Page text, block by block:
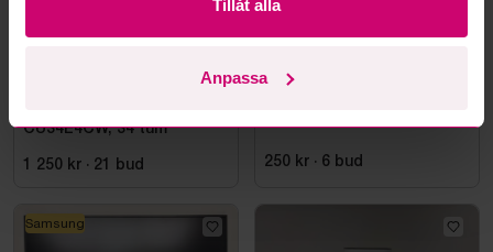
Tillåt alla
Anpassa
4d 5h
CU34E4CW, 34 tum
1 250 kr · 21 bud
Haninge
250 kr · 6 bud
Samsung